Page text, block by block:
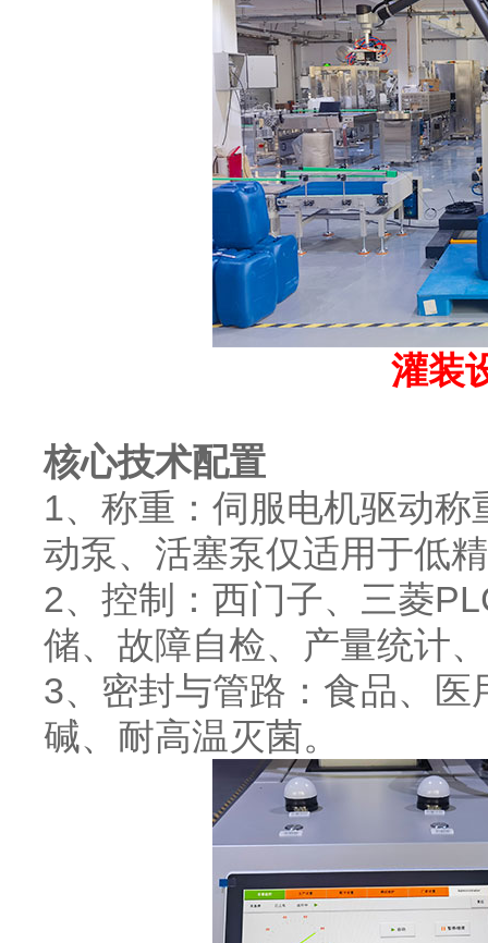
灌装
核心技术配置
1、称重：伺服电机驱动
动泵、活塞泵仅适用于低
2、控制：西门子、三菱
储、故障自检、产量统计
3、密封与管路：食品、
碱、耐高温灭菌。